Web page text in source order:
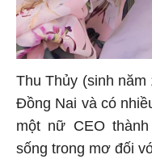
Thu Thủy (sinh
Đồng Nai và có
một nữ CEO
sống trong mơ đối